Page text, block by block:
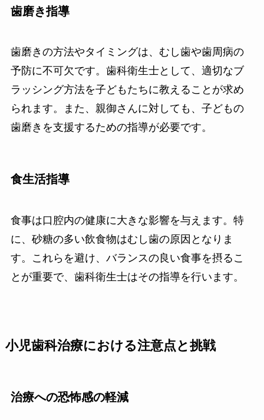
歯磨き指導
歯磨きの方法やタイミングは、むし歯や歯周病の
予防に不可欠です。歯科衛生士として、適切なブ
ラッシング方法を子どもたちに教えることが求め
られます。また、親御さんに対しても、子どもの
歯磨きを支援するための指導が必要です。
食生活指導
食事は口腔内の健康に大きな影響を与えます。特
に、砂糖の多い飲食物はむし歯の原因となりま
す。これらを避け、バランスの良い食事を摂るこ
とが重要で、歯科衛生士はその指導を行います。
小児歯科治療における注意点と挑戦
治療への恐怖感の軽減